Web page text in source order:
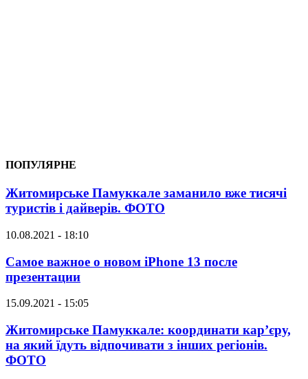
ПОПУЛЯРНЕ
Житомирське Памуккале заманило вже тисячі
туристів і дайверів. ФОТО
10.08.2021 - 18:10
Самое важное о новом iPhone 13 после
презентации
15.09.2021 - 15:05
Житомирське Памуккале: координати кар’єру,
на який їдуть відпочивати з інших регіонів.
ФОТО